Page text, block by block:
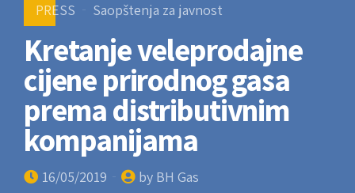
PRESS Saopštenja za javnost
Kretanje veleprodajne
cijene prirodnog gasa
prema distributivnim
kompanijama
16/05/2019 by BH Gas